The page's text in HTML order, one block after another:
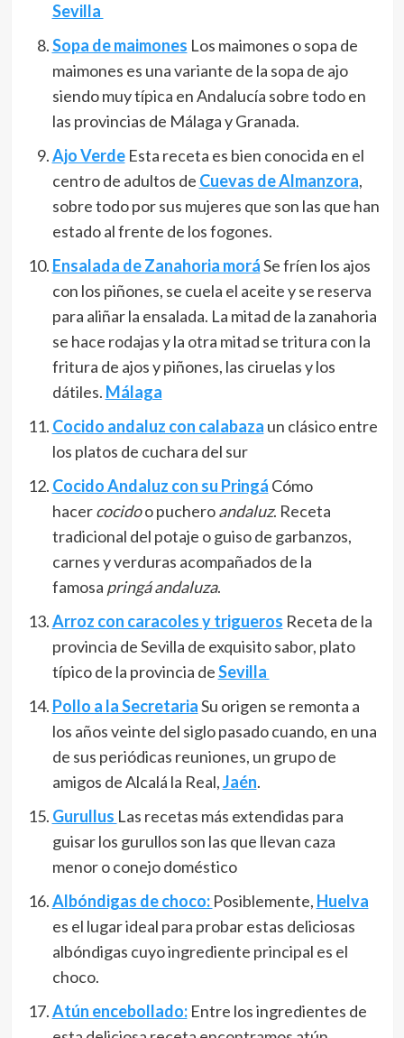
Sevilla
Sopa de maimones Los maimones o sopa de
maimones es una variante de la sopa de ajo
siendo muy típica en Andalucía sobre todo en
las provincias de Málaga y Granada.
Ajo Verde Esta receta es bien conocida en el
centro de adultos de Cuevas de Almanzora,
sobre todo por sus mujeres que son las que han
estado al frente de los fogones.
Ensalada de Zanahoria moráSe fríen los ajos
con los piñones, se cuela el aceite y se reserva
para aliñar la ensalada. La mitad de la zanahoria
se hace rodajas y la otra mitad se tritura con la
fritura de ajos y piñones, las ciruelas y los
dátiles. Málaga
Cocido andaluz con calabaza un clásico entre
los platos de cuchara del sur
Cocido Andaluz con su Pringá Cómo
hacercocidoo pucheroandaluz. Receta
tradicional del potaje o guiso de garbanzos,
carnes y verduras acompañados de la
famosa pringá andaluza.
Arroz con caracoles y trigueros Receta de la
provincia de Sevilla de exquisito sabor, plato
típico de la provincia deSevilla
Pollo a la SecretariaSu origen se remonta a
los años veinte del siglo pasado cuando, en una
de sus periódicas reuniones, un grupo de
amigos de Alcalá la Real,Jaén.
Gurullus Las recetas más extendidas para
guisar los gurullos son las que llevan caza
menor o conejo doméstico
Albóndigas de choco: Posiblemente, Huelva
es el lugar ideal para probar estas deliciosas
albóndigas cuyo ingrediente principal es el
choco.
Atún encebollado: Entre los ingredientes de